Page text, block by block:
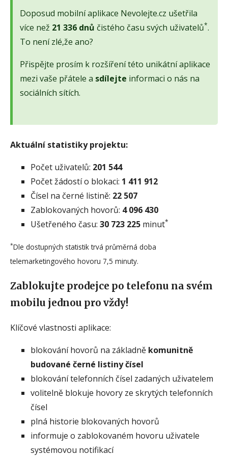
Doposud mobilní aplikace Nevolejte.cz ušetřila
více než 21 336 dnů čistého času svých uživatelů*.
To není zlé,že ano?
Přispějte prosím k rozšíření této unikátní aplikace
mezi vaše přátele a sdílejte informaci o nás na
sociálních sítích.
Aktuální statistiky projektu:
Počet uživatelů: 201 544
Počet žádostí o blokaci: 1 411 912
Čísel na černé listině: 22 507
Zablokovaných hovorů: 4 096 430
Ušetřeného času: 30 723 225 minut*
*Dle dostupných statistik trvá průměrná doba
telemarketingového hovoru 7,5 minuty.
Zablokujte prodejce po telefonu na svém
mobilu jednou pro vždy!
Klíčové vlastnosti aplikace:
blokování hovorů na základně komunitně
budované černé listiny čísel
blokování telefonních čísel zadaných uživatelem
volitelně blokuje hovory ze skrytých telefonních
čísel
plná historie blokovaných hovorů
informuje o zablokovaném hovoru uživatele
systémovou notifikací